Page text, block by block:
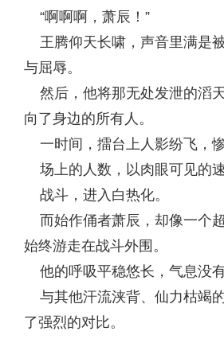
“啊啊啊，萧辰！”
王腾仰天长啸，声音里满是
与屈辱。
然后，他将那无处发泄的滔
向了身边的所有人。
一时间，擂台上人影纷飞，惨
场上的人数，以肉眼可见的速
战斗，进入白热化。
而始作俑者萧辰，却像一个
始终游走在战斗外围。
他的呼吸平稳悠长，气息没有
与其他汗流浃背、仙力枯竭
了强烈的对比。